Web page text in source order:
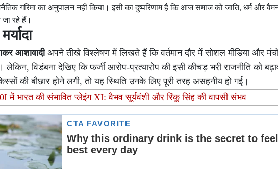
गरिमा का अनुपालन नहीं किया। इसी का दुष्परिणाम है कि आज समाज को जाति, धर्म और
रहे हैं।
आशावादीअपने तीखे विश्लेषण में लिखते हैं कि वर्तमान दौर में सोशल मीडिया और
विडंबना देखिए कि फर्जी आरोप-प्रत्यारोप की इसी कीचड़ भरी राजनीति को
की बौछार होने लगी, तो यह स्थिति उनके लिए पूरी तरह असहनीय हो गई।
में भारत की संभावित प्लेइंग XI: वैभव सूर्यवंशी और रिंकू सिंह की वापसी संभव